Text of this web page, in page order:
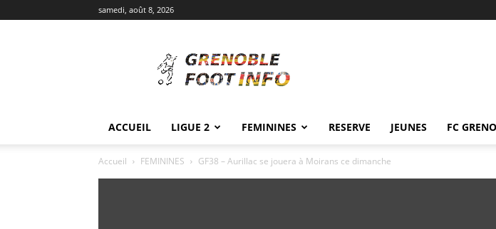
samedi, août 8, 2026
Foot
Info
ACCUEIL LIGUE 2 FEMININES RESERVE JEUNES FC
Accueil FEMININES GF38 – Aurillac se jouera à Moirans ce dimanche